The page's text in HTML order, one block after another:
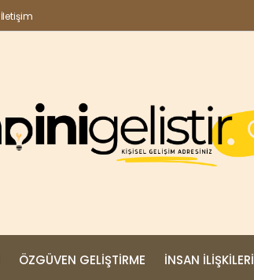
İletişim
ÖZGÜVEN GELIŞTIRME İNSAN İLIŞKILERI